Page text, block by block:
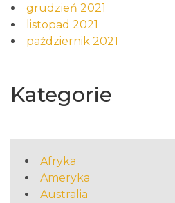
grudzień 2021
listopad 2021
październik 2021
Kategorie
Afryka
Ameryka
Australia